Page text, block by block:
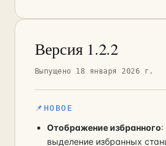
Версия 1.2.2
Выпущено 18 января 2026 г.
📌 НОВОЕ
Отображение избранного:
выделение избранных